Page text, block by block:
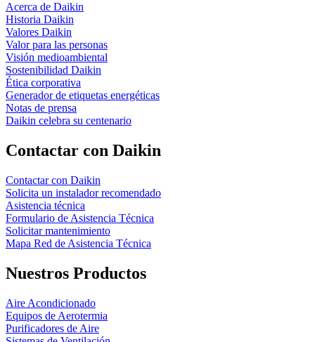
Acerca de Daikin
Historia Daikin
Valores Daikin
Valor para las personas
Visión medioambiental
Sostenibilidad Daikin
Ética corporativa
Generador de etiquetas energéticas
Notas de prensa
Daikin celebra su centenario
Contactar con Daikin
Contactar con Daikin
Solicita un instalador recomendado
Asistencia técnica
Formulario de Asistencia Técnica
Solicitar mantenimiento
Mapa Red de Asistencia Técnica
Nuestros Productos
Aire Acondicionado
Equipos de Aerotermia
Purificadores de Aire